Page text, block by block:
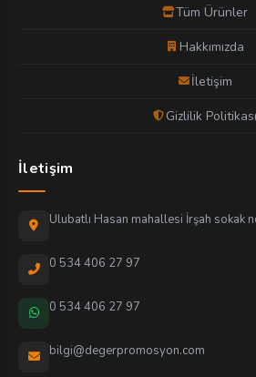
Tüm Ürünler
Hakkımızda
İletişim
Gizlilik Politikası
İletişim
Ulubatlı Hasan mahallesi İrşah sokak
0 534 406 27 97
0 534 406 27 97
bilgi@degerpromosyon.com